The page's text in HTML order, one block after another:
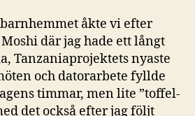
åkte vi efter
där jag hade ett långt
Tanzaniaprojektets nyaste
och datorarbete fyllde
timmar, men lite ”toffel-
det också efter jag följt